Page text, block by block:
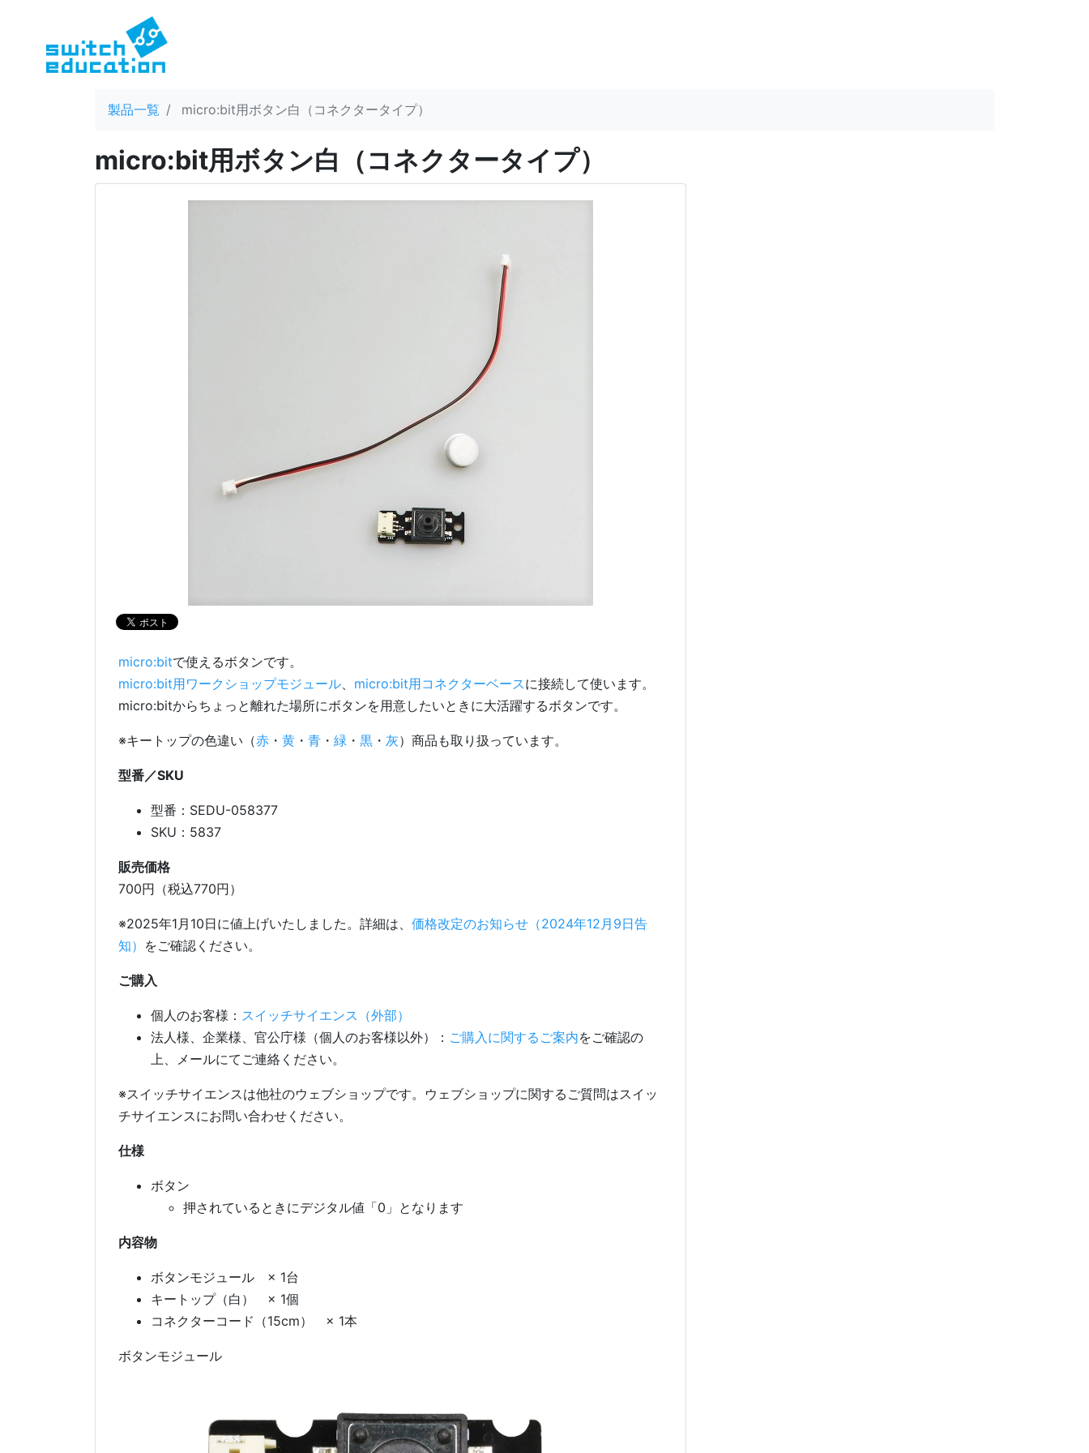
製品一覧 micro:bit用ボタン白（コネクタータイプ）
micro:bit用ボタン白（コネクタータイプ）
micro:bitで使えるボタンです。
micro:bit用ワークショップモジュール、 micro:bit用コネクターベースに接続して使います。
micro:bitからちょっと離れた場所にボタンを用意したいときに大活躍するボタンです。
※キートップの色違い（赤 ・ 黄 ・ 青 ・ 緑 ・ 黒 ・ 灰）商品も取り扱っています。
型番／SKU
型番：SEDU-058377
SKU：5837
販売価格
700円（税込770円）
※2025年1月10日に値上げいたしました。詳細は、 価格改定のお知らせ（2024年12月9日告
知） をご確認ください。
ご購入
個人のお客様： スイッチサイエンス（外部）
法人様、企業様、官公庁様（個人のお客様以外）： ご購入に関するご案内をご確認の
上、メールにてご連絡ください。
※スイッチサイエンスは他社のウェブショップです。ウェブショップに関するご質問はスイッ
チサイエンスにお問い合わせください。
仕様
ボタン
押されているときにデジタル値「0」となります
内容物
ボタンモジュール × 1台
キートップ（白） × 1個
コネクターコード（15cm） × 1本
ボタンモジュール